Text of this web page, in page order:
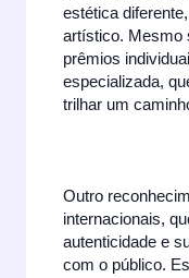
estética
artístico. Mesmo
prêmios
especializada,
trilhar um
Outro
internacionais,
autenticidade e
com o público.